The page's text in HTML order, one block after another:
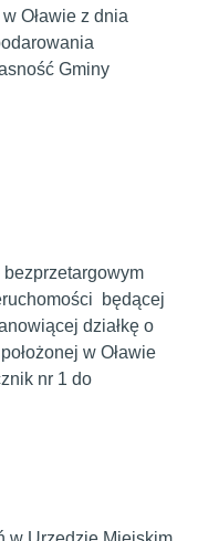
Oławie z dnia
Gminy
będącej
działkę o
w Oławie
nr 1 do